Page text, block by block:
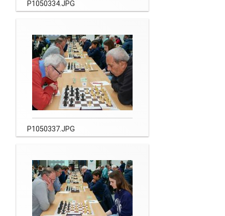
P1050334.JPG
P1050337.JPG